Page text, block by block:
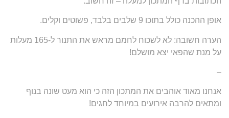
אופן ההכנה כולל בתוכו 9 שלבים בלבד, פשוטים וקלים.
הערה חשובה: לא לשכוח לחמם מראש את התנור ל-165 מעלות
על מנת שהפאי יצא מושלם!
–
אנחנו מאוד אוהבים את המתכון הזה כי הוא מעט שונה בנוף
ומתאים להרבה אירועים במיוחד לחגים!